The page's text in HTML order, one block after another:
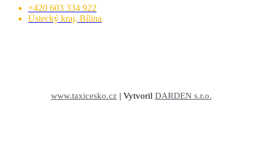
+420 603 334 922
Ústecký kraj, Bílina
www.taxicesko.cz| Vytvoril DARDEN s.r.o.